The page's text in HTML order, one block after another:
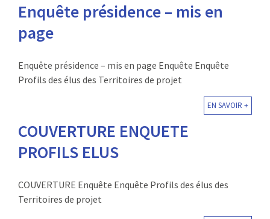
EUROPE
Enquête présidence – mis en
page
Enquête présidence – mis en page Enquête Enquête
Profils des élus des Territoires de projet
EN SAVOIR +
COUVERTURE ENQUETE
PROFILS ELUS
COUVERTURE Enquête Enquête Profils des élus des
Territoires de projet